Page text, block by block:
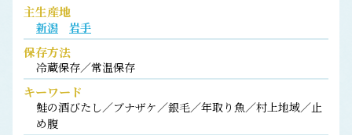
主生産地
新潟 岩手
保存方法
冷蔵保存／常温保存
キーワード
鮭の酒びたし／ブナザケ／銀毛／年取り魚／村上地域／止
め腹